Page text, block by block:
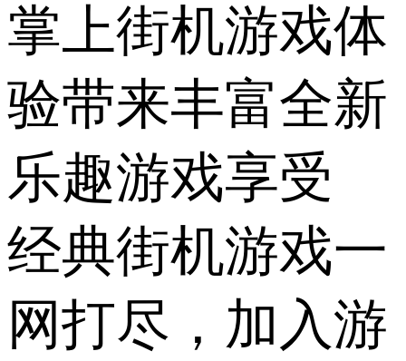
掌上街机游戏体
验带来丰富全新
乐趣游戏享受
经典街机游戏一
网打尽，加入游